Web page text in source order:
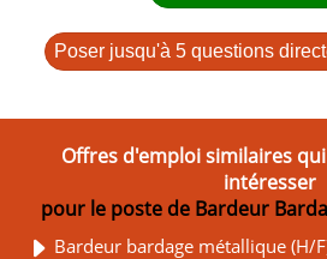
Poser jusqu'à 5 questions
Offres d'emploi similaires
intéresser
pour le poste de Bardeur
Bardeur bardage métallique (H/